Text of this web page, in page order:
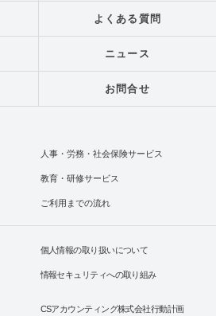
よくある質問
ニュース
お問合せ
人事・労務・社会保険サービス
教育・研修サービス
ご利用までの流れ
個人情報の取り扱いについて
情報セキュリティへの取り組み
CSアカウンティング株式会社行動計画